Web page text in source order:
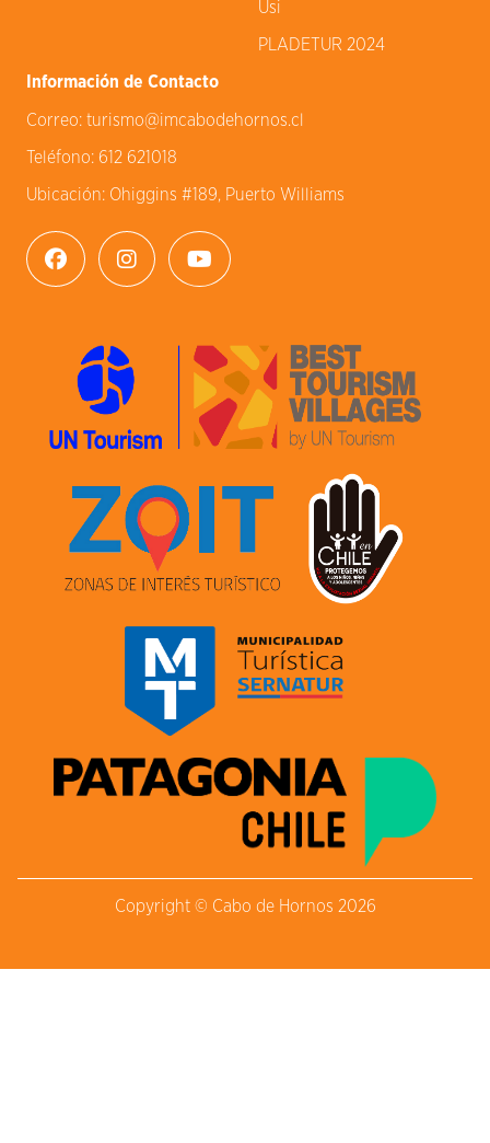
Usi
PLADETUR 2024
Información de Contacto
Correo: turismo@imcabodehornos.cl
Teléfono: 612 621018
Ubicación: Ohiggins #189, Puerto Williams
Copyright © Cabo de Hornos 2026